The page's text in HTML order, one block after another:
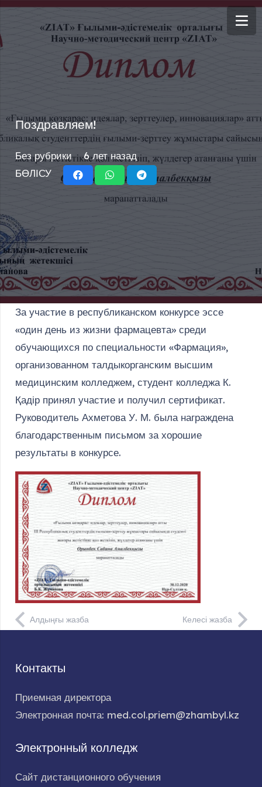
Поздравляем!
Без рубрики
6 лет назад
БӨЛІСУ
За участие в республиканском конкурсе эссе
«один день из жизни фармацевта» среди
обучающихся по специальности «Фармация»,
организованном талдыкорганским высшим
медицинским колледжем, студент колледжа К.
Қадір принял участие и получил сертификат.
Руководитель Ахметова У. М. была награждена
благодарственным письмом за хорошие
результаты в конкурсе.
Алдыңғы жазба Келесі жазба
Контакты
Приемная директора
Электронная почта: med.col.priem@zhambyl.kz
Электронный колледж
Сайт дистанционного обучения